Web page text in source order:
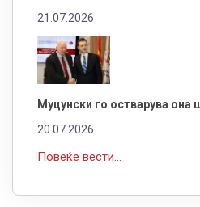
21.07.2026
Муцунски го остварува она
20.07.2026
Повеќе вести...